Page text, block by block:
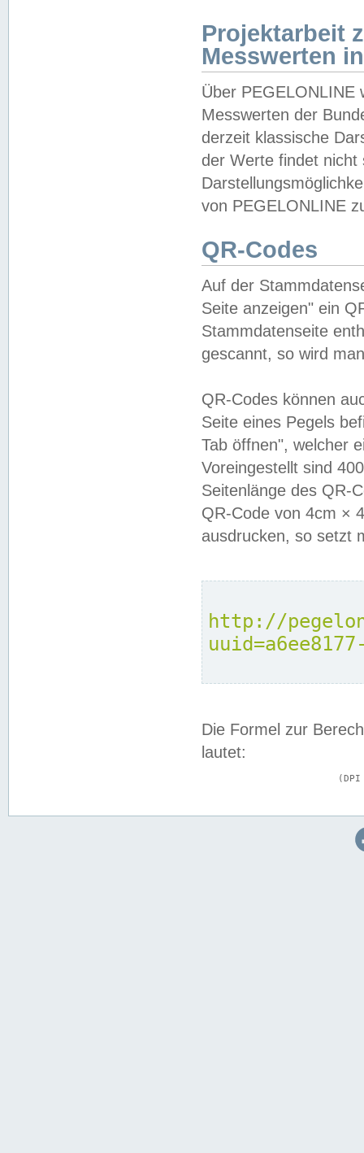
Projektarbeit
Messwerten
Über PEGELONLINE
Messwerten der
derzeit klassische
der Werte findet
von PEGELONLINE
QR-Codes
Auf der
Seite anzeigen" ein
Stammdatenseite
gescannt, so wird
QR-Codes können
Seite eines Pegels
Tab öffnen", welcher
Voreingestellt sind
Seitenlänge des QR-
QR-Code von 4cm ×
ausdrucken, so setzt
http://
Die Formel zur
lautet: